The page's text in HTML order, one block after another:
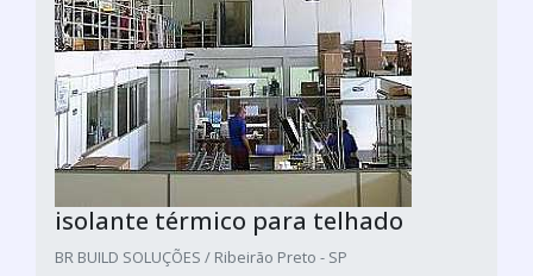
isolante térmico para telhado
BR BUILD SOLUÇÕES / Ribeirão Preto - SP